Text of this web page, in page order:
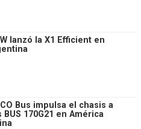
lanzó la X1 Efficient en
Bus impulsa el chasis a
BUS 170G21 en América